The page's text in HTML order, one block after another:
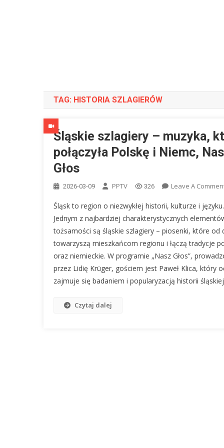
TAG: HISTORIA SZLAGIERÓW
Śląskie szlagiery – muzyka,
połączyła Polskę i Niemc,
Głos
2026-03-09 PPTV 326 Leave A
Śląsk to region o niezwykłej historii, kulturze i języku.
Jednym z najbardziej charakterystycznych
tożsamości są śląskie szlagiery – piosenki, które od
towarzyszą mieszkańcom regionu i łączą tradycje
oraz niemieckie. W programie „Nasz Głos”,
przez Lidię Krüger, gościem jest Paweł Klica, który
zajmuje się badaniem i popularyzacją historii
Czytaj dalej